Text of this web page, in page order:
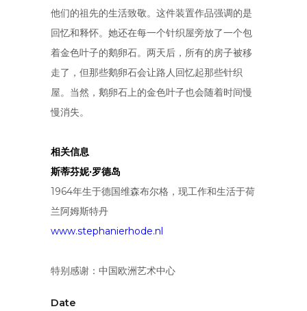
他们的祖先的生活致敬。这件装置作品强调的是
回忆和释怀。她还在每一个针织屋旁放了一个包
着金色叶子的鹅卵石。两天后，所有的房子被移
走了，但那些鹅卵石会让路人回忆起那些针织
屋。当然，鹅卵石上的金色叶子也会随着时间慢
慢消失。
相关信息
斯蒂芬妮·罗德岛
1964年生于德国维森布尔格，现工作和生活于荷
兰阿姆斯特丹
www.stephanierhode.nl
特别感谢：中国欧洲艺术中心
Date